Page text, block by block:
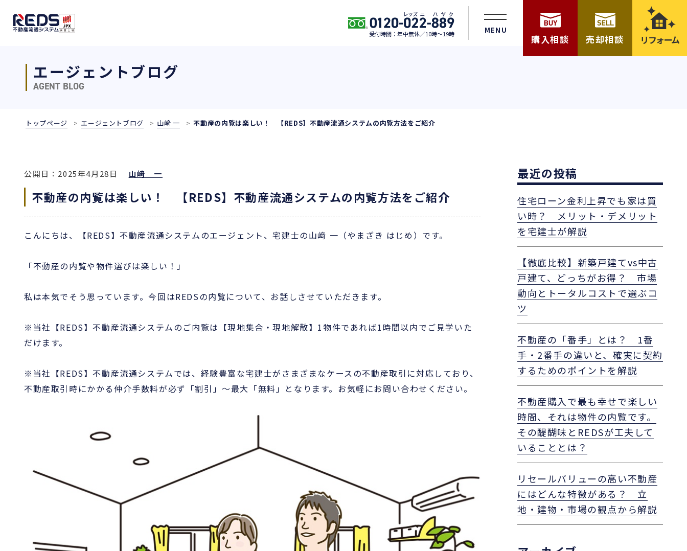
受付時間：年中無休／10時〜19時 MENU
購入相談 売却相談 リフォーム
エージェントブログ
AGENT BLOG
トップページ エージェントブログ 山﨑 一 不動産の内覧は楽しい！ 【REDS】不動産流通システムの内覧方法をご紹介
公開日：2025年4月28日 山﨑 一
不動産の内覧は楽しい！ 【REDS】不動産流通システムの内覧方法をご紹介
こんにちは、【REDS】不動産流通システムのエージェント、宅建士の山﨑 一（やまざき はじめ）です。
「不動産の内覧や物件選びは楽しい！」
私は本気でそう思っています。今回はREDSの内覧について、お話しさせていただきます。
※当社【REDS】不動産流通システムのご内覧は【現地集合・現地解散】1物件であれば1時間以内でご見学いた
だけます。
※当社【REDS】不動産流通システムでは、経験豊富な宅建士がさまざまなケースの不動産取引に対応しており、
不動産取引時にかかる仲介手数料が必ず「割引」～最大「無料」となります。お気軽にお問い合わせください。
最近の投稿
住宅ローン金利上昇でも家は買
い時？ メリット・デメリット
を宅建士が解説
【徹底比較】新築戸建てvs中古
戸建て、どっちがお得？ 市場
動向とトータルコストで選ぶコ
ツ
不動産の「番手」とは？ 1番
手・2番手の違いと、確実に契約
するためのポイントを解説
不動産購入で最も幸せで楽しい
時間、それは物件の内覧です。
その醍醐味とREDSが工夫して
いることとは？
リセールバリューの高い不動産
にはどんな特徴がある？ 立
地・建物・市場の観点から解説